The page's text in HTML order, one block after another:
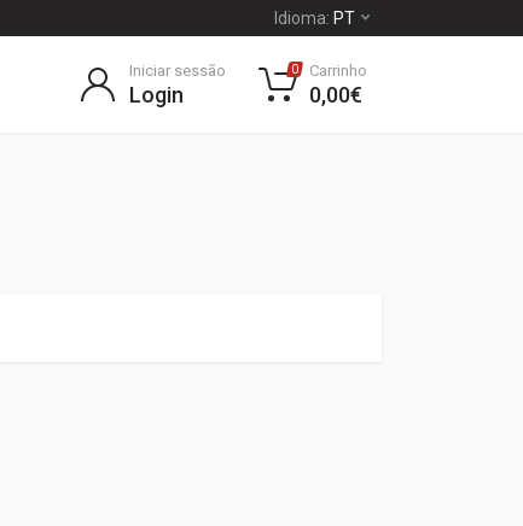
Idioma: PT
Iniciar sessão
Login
0 Carrinho
0,00€